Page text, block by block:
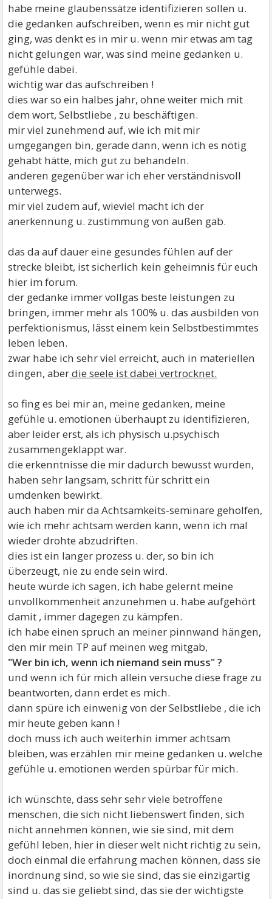
habe meine glaubenssätze identifizieren sollen u.
die gedanken aufschreiben, wenn es mir nicht gut
ging, was denkt es in mir u. wenn mir etwas am tag
nicht gelungen war, was sind meine gedanken u.
gefühle dabei.
wichtig war das aufschreiben !
dies war so ein halbes jahr, ohne weiter mich mit
dem wort, Selbstliebe , zu beschäftigen.
mir viel zunehmend auf, wie ich mit mir
umgegangen bin, gerade dann, wenn ich es nötig
gehabt hätte, mich gut zu behandeln.
anderen gegenüber war ich eher verständnisvoll
unterwegs.
mir viel zudem auf, wieviel macht ich der
anerkennung u. zustimmung von außen gab.
das da auf dauer eine gesundes fühlen auf der
strecke bleibt, ist sicherlich kein geheimnis für euch
hier im forum.
der gedanke immer vollgas beste leistungen zu
bringen, immer mehr als 100% u. das ausbilden von
perfektionismus, lässt einem kein Selbstbestimmtes
leben leben.
zwar habe ich sehr viel erreicht, auch in materiellen
dingen, aberdie seele ist dabei vertrocknet.
so fing es bei mir an, meine gedanken, meine
gefühle u. emotionen überhaupt zu identifizieren,
aber leider erst, als ich physisch u.psychisch
zusammengeklappt war.
die erkenntnisse die mir dadurch bewusst wurden,
haben sehr langsam, schritt für schritt ein
umdenken bewirkt.
auch haben mir da Achtsamkeits-seminare geholfen,
wie ich mehr achtsam werden kann, wenn ich mal
wieder drohte abzudriften.
dies ist ein langer prozess u. der, so bin ich
überzeugt, nie zu ende sein wird.
heute würde ich sagen, ich habe gelernt meine
unvollkommenheit anzunehmen u. habe aufgehört
damit , immer dagegen zu kämpfen.
ich habe einen spruch an meiner pinnwand hängen,
den mir mein TP auf meinen weg mitgab,
"Wer bin ich, wenn ich niemand sein muss" ?
und wenn ich für mich allein versuche diese frage zu
beantworten, dann erdet es mich.
dann spüre ich einwenig von der Selbstliebe , die ich
mir heute geben kann !
doch muss ich auch weiterhin immer achtsam
bleiben, was erzählen mir meine gedanken u. welche
gefühle u. emotionen werden spürbar für mich.
ich wünschte, dass sehr sehr viele betroffene
menschen, die sich nicht liebenswert finden, sich
nicht annehmen können, wie sie sind, mit dem
gefühl leben, hier in dieser welt nicht richtig zu sein,
doch einmal die erfahrung machen können, dass sie
inordnung sind, so wie sie sind, das sie einzigartig
sind u. das sie geliebt sind, das sie der wichtigste